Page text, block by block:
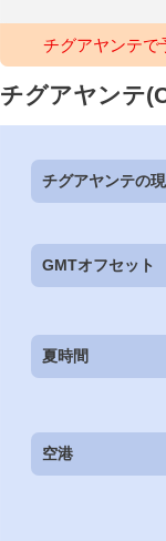
チグアヤンテで
チグアヤンテ
チグアヤンテの
GMTオフセット
夏時間
空港